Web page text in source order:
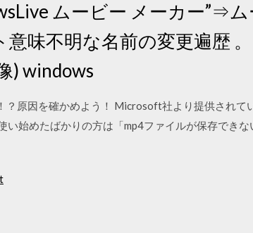
ムービー メーカー”⇒ム
味不明な名前の変更遍歴
) windows
？原因を確かめよう！ Microsoft社より提供されて
始めたばかりの方は「mp4ファイルが保存でき